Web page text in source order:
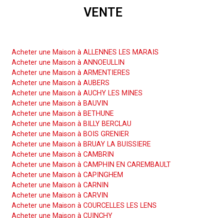
VENTE
Acheter une Maison à ALLENNES LES MARAIS
Acheter une Maison à ANNOEULLIN
Acheter une Maison à ARMENTIERES
Acheter une Maison à AUBERS
Acheter une Maison à AUCHY LES MINES
Acheter une Maison à BAUVIN
Acheter une Maison à BETHUNE
Acheter une Maison à BILLY BERCLAU
Acheter une Maison à BOIS GRENIER
Acheter une Maison à BRUAY LA BUISSIERE
Acheter une Maison à CAMBRIN
Acheter une Maison à CAMPHIN EN CAREMBAULT
Acheter une Maison à CAPINGHEM
Acheter une Maison à CARNIN
Acheter une Maison à CARVIN
Acheter une Maison à COURCELLES LES LENS
Acheter une Maison à CUINCHY